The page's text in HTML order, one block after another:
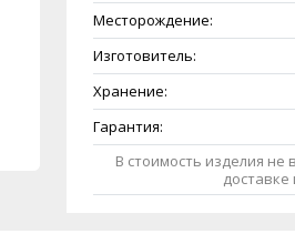
Месторождение:
Изготовитель:
Хранение:
Гарантия:
В стоимость изделия